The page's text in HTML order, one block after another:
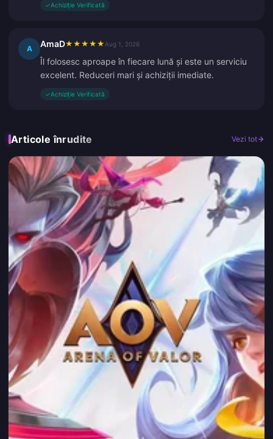
✓Achiziție Verificată
A AmaD★ ★ ★ ★ ★ Aug 1, 2026
Îl folosesc aproape în fiecare lună și este un serviciu
excelent. Reduceri mari și achiziții imediate.
✓Achiziție Verificată
Articole înrudite Vezi tot